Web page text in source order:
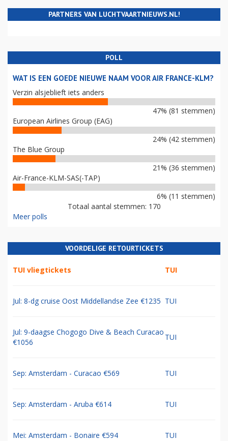
PARTNERS VAN LUCHTVAARTNIEUWS.NL!
POLL
WAT IS EEN GOEDE NIEUWE NAAM VOOR AIR FRANCE-KLM?
Verzin alsjeblieft iets anders
47% (81 stemmen)
European Airlines Group (EAG)
24% (42 stemmen)
The Blue Group
21% (36 stemmen)
Air-France-KLM-SAS(-TAP)
6% (11 stemmen)
Totaal aantal stemmen: 170
Meer polls
VOORDELIGE RETOURTICKETS
TUI vliegtickets TUI
Jul: 8-dg cruise Oost Middellandse Zee €1235 TUI
Jul: 9-daagse Chogogo Dive & Beach Curacao
€1056
TUI
Sep: Amsterdam - Curacao €569 TUI
Sep: Amsterdam - Aruba €614 TUI
Mei: Amsterdam - Bonaire €594 TUI